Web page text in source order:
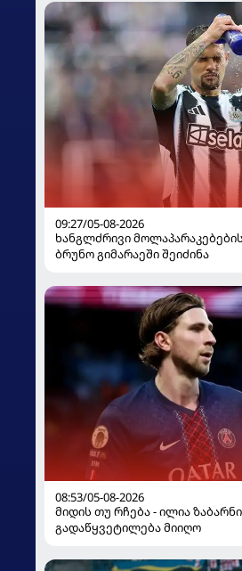
09:27/05-08-2026
ხანგლძრივი
ბრუნო გიმარაეში შეიძინა
08:53/05-08-2026
მიდის თუ რჩება - ილია
გადაწყვეტილება მიიღო